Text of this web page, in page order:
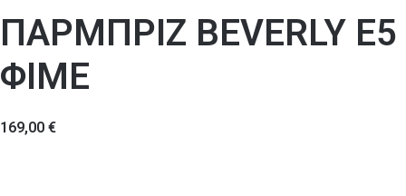
ΠΑΡΜΠΡΙΖ BEVERLY
ΦΙΜΕ
169,00 €